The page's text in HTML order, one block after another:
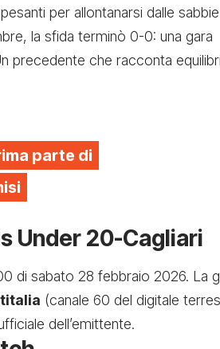
per allontanarsi dalle
la sfida terminò 0-0: una gara
precedente che racconta
parte di
Under 20-Cagliari
di sabato 28 febbraio 2026. La
(canale 60 del digitale
dell’emittente.